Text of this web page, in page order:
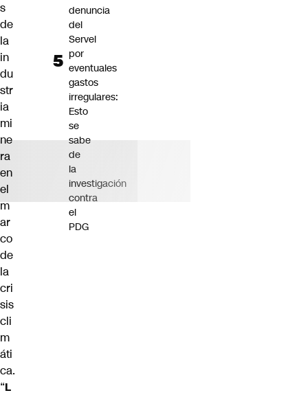
s
de
la
in
du
str
ia
mi
ne
ra
en
el
m
ar
co
de
la
cri
sis
cli
m
áti
ca.
“L
denuncia
del
Servel
por
eventuales
gastos
irregulares:
Esto
se
sabe
de
la
investigación
contra
el
PDG